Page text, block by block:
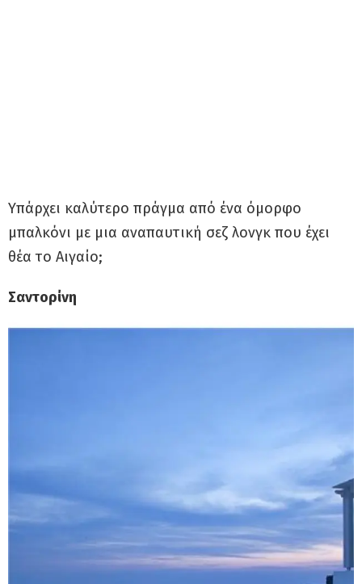
Υπάρχει καλύτερο πράγμα από ένα όμορφο
μπαλκόνι με μια αναπαυτική σεζ λονγκ που έχει
θέα το Αιγαίο;
Σαντορίνη